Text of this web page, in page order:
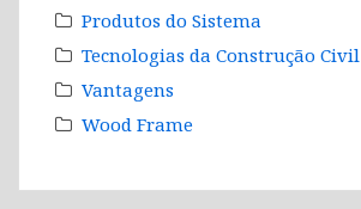
Produtos do Sistema
Tecnologias da Construção Civil
Vantagens
Wood Frame